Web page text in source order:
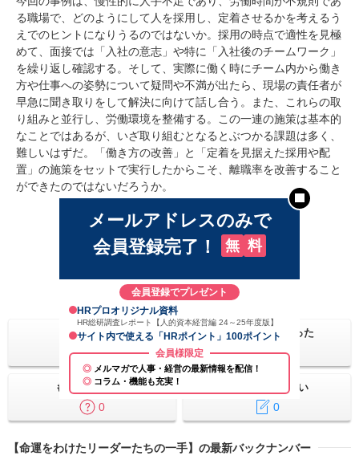
る職場で、どのようにして人を採用し、定着させるかを考えるう
えでのヒントになりうるのではないか。採用の時点で適性を見極
めて、面接では「入社の意志」や特に「入社後のチームワーク」
を繰り返し確認する。そして、実際に働く時にチーム内から働き
方や仕事への姿勢について疑問や不満が出たら、現場の責任者が
早急に聞き取りをして解決に向けて話し合う。また、これらの取
り組みと並行し、労働環境を整備する。この一連の施策は基本的
なことではあるが、いざ取り組むとなるとぶつかる課題は多く、
難しいはずだ。「働き方の改善」と「定着を見据えた採用や配
置」の施策をセットで実行したからこそ、離職率を改善すること
ができたのではないだろうか。
この記事にリアクションをお願いします！
わかりやすい
0
学び・発見があった
1
もっと知りたい
0
業務に活かしたい
0
【命運をわけたリーダーたちの一手】の最新バックナンバー
メールアドレスのみで
会員登録完了！
無 料
会員登録でプレゼント
HRプロオリジナル資料
HR総研調査レポート【人的資本経営編 24～25年度版】
サイト内で使える「HRポイント」100ポイント
会員様限定
メルマガで人事・経営の最新情報を配信！
コラム・機能も充実！